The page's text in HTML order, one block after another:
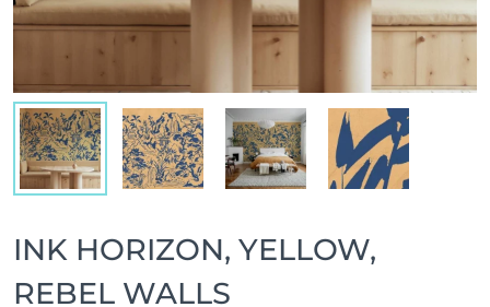
INK HORIZON, YELLOW,
REBEL WALLS